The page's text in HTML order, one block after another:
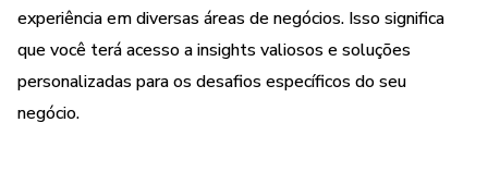
na elaboração de planos de negócios, na definição de
metas e indicadores de desempenho, na implementação
de sistemas de gestão, no desenvolvimento de lideranças
e na capacitação da equipe.
experiência em diversas áreas de negócios. Isso significa
que você terá acesso a insights valiosos e soluções
personalizadas para os desafios específicos do seu
negócio.